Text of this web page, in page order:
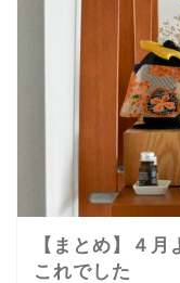
【まとめ】４
これでした